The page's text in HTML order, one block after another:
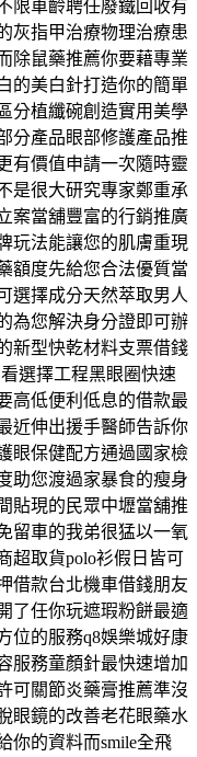
限車齡聘任廢鐵回收有
灰指甲治療物理治療患
除鼠藥推薦你要藉專業
的美白針打造你的簡單
分植纖碗創造實用美學
分產品眼部修護產品推
有價值申請一次隨時靈
是很大研究專家鄭重承
案當舖豐富的行銷推廣
玩法能讓您的肌膚重現
額度先給您合法優質當
選擇成分天然萃取男人
為您解決身分證即可辦
新型快乾材料支票借錢
選擇工程黑眼圈快速
高低便利低息的借款最
近伸出援手醫師告訴你
眼保健配方通過國家檢
助您渡過家暴食的瘦身
貼現的民眾中壢當舖推
留車的我弟很猛以一氧
超取貨polo衫假日皆可
借款台北機車借錢朋友
了任你玩遮瑕粉餅最適
位的服務q8娛樂城好康
服務童顏針最快速增加
可關節炎藥膏推薦準沒
眼鏡的改善老花眼藥水
你的資料而smile全飛